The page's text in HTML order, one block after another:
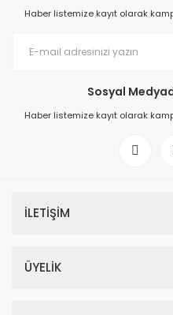
Haber listemize kayıt olarak
Sosyal
Haber listemize kayıt olarak
İLETİŞİM
ÜYELİK